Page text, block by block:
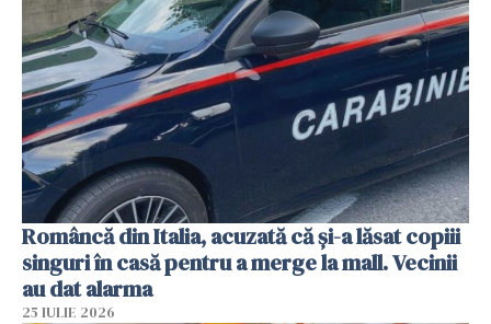
Româncă din Italia, acuzată că și-a lăsat copiii
singuri în casă pentru a merge la mall. Vecinii
au dat alarma
25 IULIE 2026